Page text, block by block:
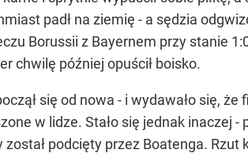
padł na ziemię - a sędzia
Borussii z Bayernem przy stanie
chwilę później opuścił boisko.
się od nowa - i wydawało się,
w lidze. Stało się jednak inaczej
został podcięty przez Boatenga.